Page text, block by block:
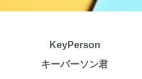
KeyPerson
キーパーソン君